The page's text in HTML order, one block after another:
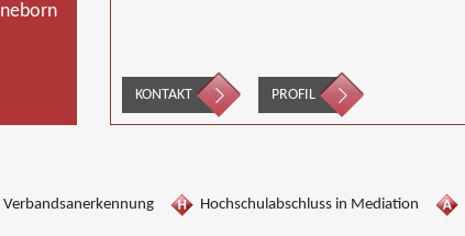
KONTAKT PROFIL
Hochschulabschluss in Mediation